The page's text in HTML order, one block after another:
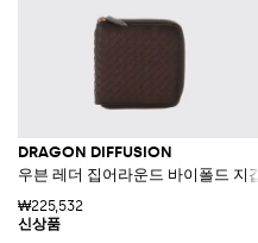
DRAGON DIFFUSION
우븐 레더 집어라운드 바이폴드 지갑
₩225,532